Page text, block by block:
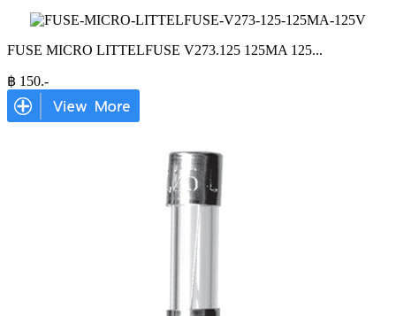
FUSE MICRO LITTELFUSE V273.125 125MA 125...
฿ 150.-